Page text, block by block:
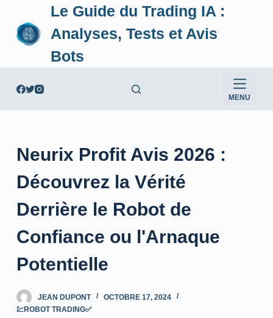
a
u
Le Guide du Trading IA :
Analyses, Tests et Avis
Bots
MENU
Neurix Profit Avis 2026 :
Découvrez la Vérité
Derrière le Robot de
Confiance ou l'Arnaque
Potentielle
JEAN DUPONT
OCTOBRE 17, 2024
💹ROBOT TRADING✅